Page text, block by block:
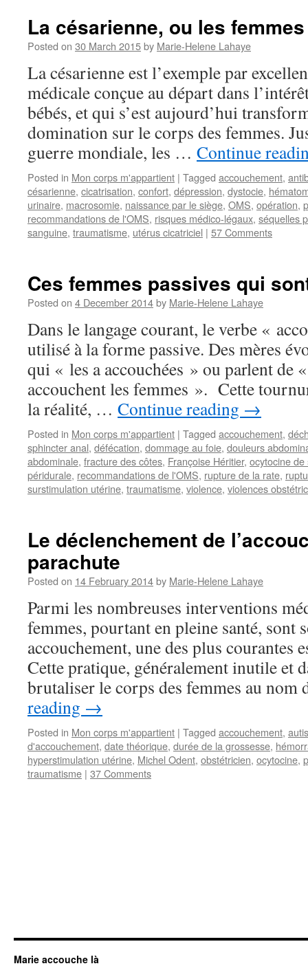
La césarienne, ou les
Posted on 30 March 2015by Marie-Helene Lahaye
La césarienne est l’exemple par
médicale conçue au départ dans
bébés, et qui s’est aujourd’hui
domination sur le corps des femmes.
guerre mondiale, les … Continue
Posted in Mon corps m'appartient | Tagged accouchement,
césarienne, cicatrisation, confort, dépression, dystocie,
urinaire, macrosomie, naissance par le siège, OMS, opération,
recommandations de l'OMS, risques médico-légaux, séquelles
sanguine, traumatisme, utérus cicatriciel | 57 Comments
Ces femmes passives qui
Posted on 4 December 2014by Marie-Helene Lahaye
Dans le langage courant, le verbe «
utilisé à la forme passive. Des mères
qui « les a accouchées » ou parlent de
accouchent les femmes ». Cette
la réalité, … Continue reading →
Posted in Mon corps m'appartient | Tagged accouchement,
sphincter anal, défécation, dommage au foie, douleurs
abdominale, fracture des côtes, Françoise Héritier, ocytocine de
péridurale, recommandations de l'OMS, rupture de la rate,
surstimulation utérine, traumatisme, violence, violences
Le déclenchement de
parachute
Posted on 14 February 2014by Marie-Helene Lahaye
Parmi les nombreuses interventions
femmes, pourtant en pleine santé, sont
accouchement, une des plus courantes
Cette pratique, généralement inutile et
brutaliser le corps des femmes au
reading →
Posted in Mon corps m'appartient | Tagged accouchement,
d'accouchement, date théorique, durée de la grossesse,
hyperstimulation utérine, Michel Odent, obstétricien, ocytocine,
traumatisme | 37 Comments
Marie accouche là